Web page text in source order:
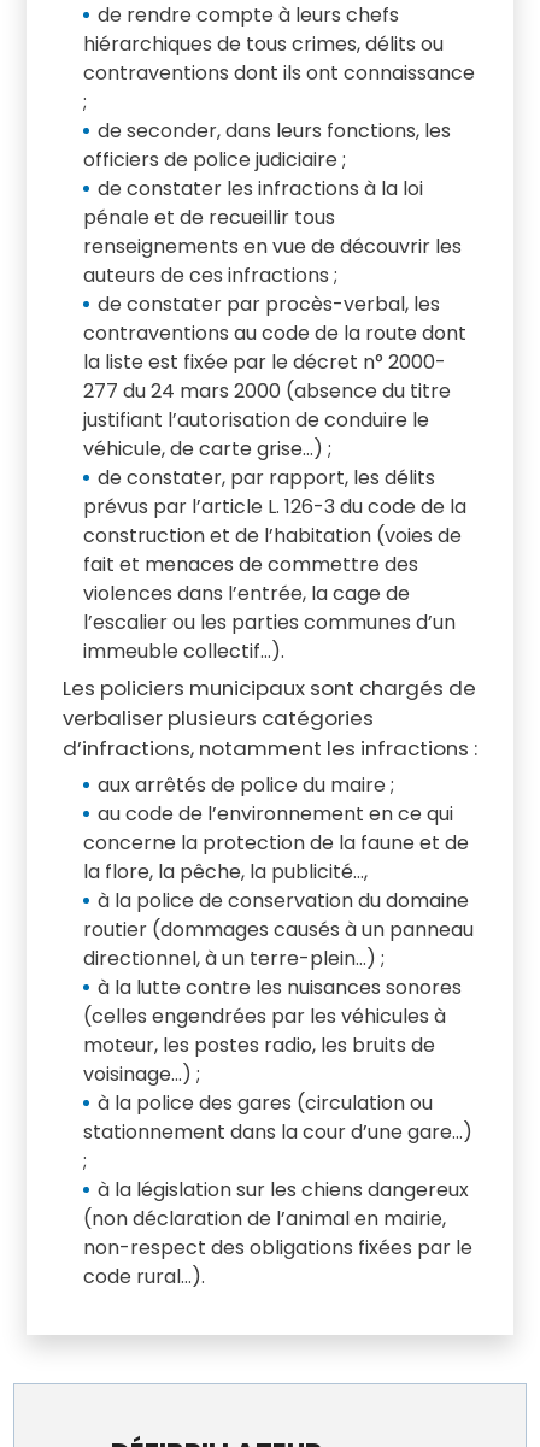
de rendre compte à leurs chefs
hiérarchiques de tous crimes, délits ou
contraventions dont ils ont connaissance
;
de seconder, dans leurs fonctions, les
officiers de police judiciaire ;
de constater les infractions à la loi
pénale et de recueillir tous
renseignements en vue de découvrir les
auteurs de ces infractions ;
de constater par procès-verbal, les
contraventions au code de la route dont
la liste est fixée par le décret n° 2000-
277 du 24 mars 2000 (absence du titre
justifiant l’autorisation de conduire le
véhicule, de carte grise…) ;
de constater, par rapport, les délits
prévus par l’article L. 126-3 du code de la
construction et de l’habitation (voies de
fait et menaces de commettre des
violences dans l’entrée, la cage de
l’escalier ou les parties communes d’un
immeuble collectif…).
Les policiers municipaux sont chargés de
verbaliser plusieurs catégories
d’infractions, notamment les infractions :
aux arrêtés de police du maire ;
au code de l’environnement en ce qui
concerne la protection de la faune et de
la flore, la pêche, la publicité…,
à la police de conservation du domaine
routier (dommages causés à un panneau
directionnel, à un terre-plein…) ;
à la lutte contre les nuisances sonores
(celles engendrées par les véhicules à
moteur, les postes radio, les bruits de
voisinage…) ;
à la police des gares (circulation ou
stationnement dans la cour d’une gare…)
;
à la législation sur les chiens dangereux
(non déclaration de l’animal en mairie,
non-respect des obligations fixées par le
code rural…).